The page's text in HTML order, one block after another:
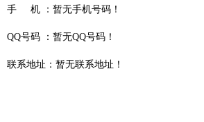
手 机 ： 暂无手机号码！
QQ号码 ： 暂无QQ号码！
联系地址： 暂无联系地址！